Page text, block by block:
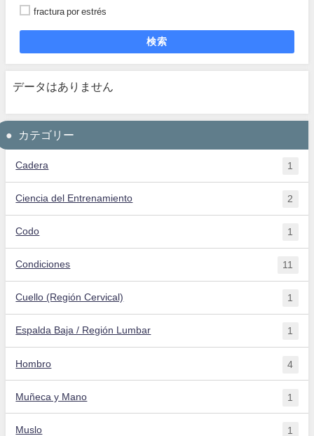
fractura por estrés
検索
データはありません
カテゴリー
Cadera 1
Ciencia del Entrenamiento 2
Codo 1
Condiciones 11
Cuello (Región Cervical) 1
Espalda Baja / Región Lumbar 1
Hombro 4
Muñeca y Mano 1
Muslo 1